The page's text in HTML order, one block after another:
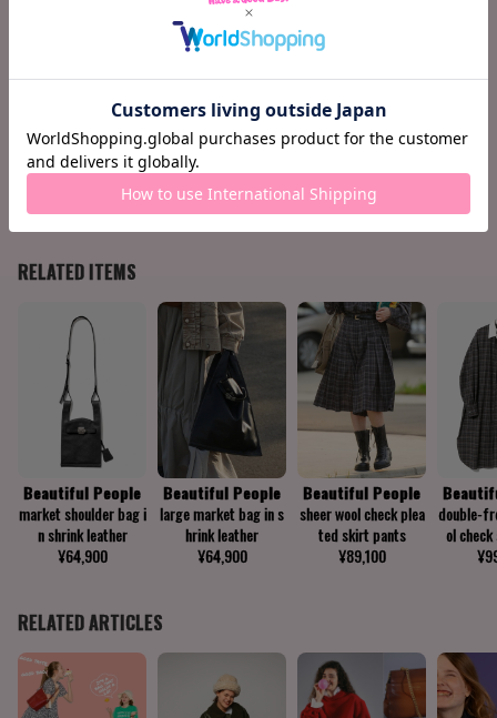
横
36
マチ
16